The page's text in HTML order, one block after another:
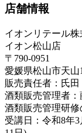
店舗情報
イオンリテール株
イオン松山店
〒790-0951
愛媛県松山市天山
販売責任者：氏
酒類販売管理者：
酒類販売管理研
受講日：令和8年